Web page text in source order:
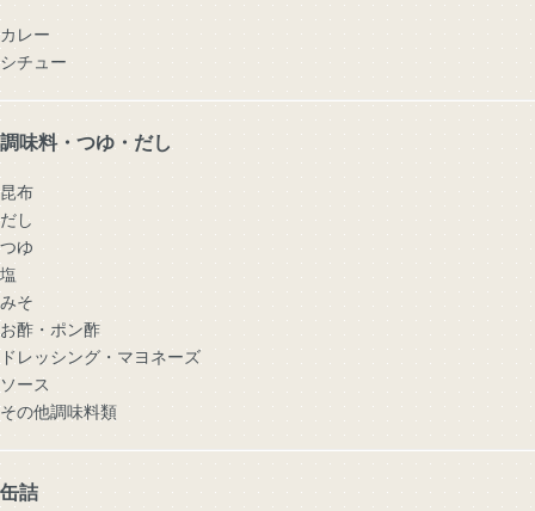
カレー
シチュー
調味料・つゆ・だし
昆布
だし
つゆ
塩
みそ
お酢・ポン酢
ドレッシング・マヨネーズ
ソース
その他調味料類
缶詰